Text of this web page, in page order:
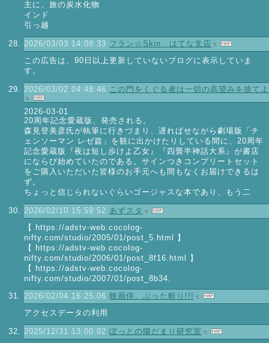
主に、旅の炭水化物
インド
引っ越
2026/03/03 14:08:33 フラン☆Skin はてな支店
この広告は、90日以上更新していないブログに表示していま
す。
2026/03/02 04:48:46 この門をくぐる者は一切の高望みを捨てよ
2026-03-01
20周年記念愛蔵版、発売される。
森見登美彦氏が執筆に行きづまり、遅ればせながら劇場版「チ
ェンソーマン レゼ篇」を観に出かけたりしている間に、20周年
記念愛蔵版『夜は短し歩けよ乙女』『四畳半神話大系』が書店
にならび始めていたのである。サインつきコンプリートセット
をご購入いただいた皆様のお手元へも間もなくお届けできるは
ず。
ちょっと信じられないぐらいゴージャスな本であり、もう二
2026/02/10 15:59:52 あずスタ
【 https://adstv-web.cocolog-
nifty.com/studio/2005/01/post_5.html 】
【 https://adstv-web.cocolog-
nifty.com/studio/2006/01/post_8f16.html 】
【 https://adstv-web.cocolog-
nifty.com/studio/2007/01/post_8b34.
2026/02/04 16:25:06 映画侍、ぶった斬り!!!
アクセスデータの利用
2025/12/31 13:00:02 ぽっとの陽だまり研究室